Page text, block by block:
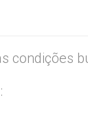
condições